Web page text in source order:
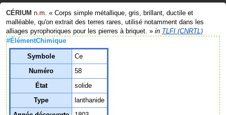
CÉRIUM n.m. « Corps simple métallique, gris, brillant, ductile et
malléable, qu'on extrait des terres rares, utilisé notamment dans les
alliages pyrophoriques pour les pierres à briquet. » in TLFI (CNRTL)
#ÉlémentChimique
Symbole
Ce
Numéro
58
État
solide
Type
lanthanide